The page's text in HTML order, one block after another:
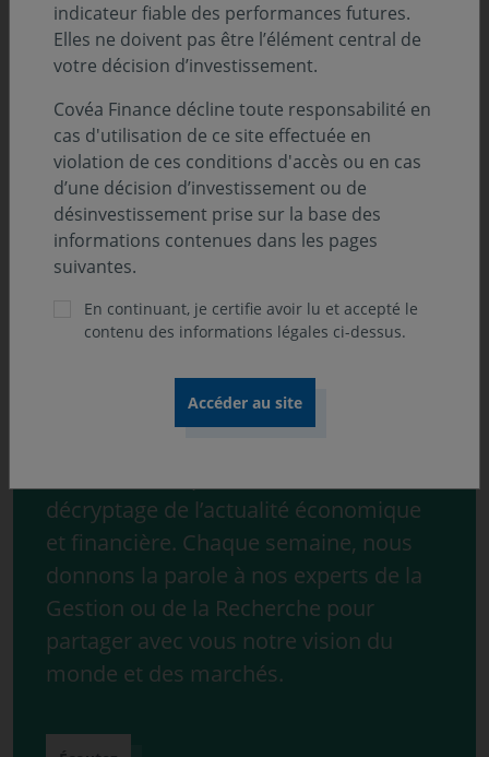
ONdécrypte l'hebdo
décryptage de l’actualité économique
et financière. Chaque semaine, nous
donnons la parole à nos experts de la
Gestion ou de la Recherche pour
partager avec vous notre vision du
monde et des marchés.
indicateur fiable des performances futures.
Elles ne doivent pas être l’élément central de
votre décision d’investissement.
Covéa Finance décline toute responsabilité en
cas d'utilisation de ce site effectuée en
violation de ces conditions d'accès ou en cas
d’une décision d’investissement ou de
désinvestissement prise sur la base des
informations contenues dans les pages
suivantes.
En continuant, je certifie avoir lu et accepté le
contenu des informations légales ci-dessus.